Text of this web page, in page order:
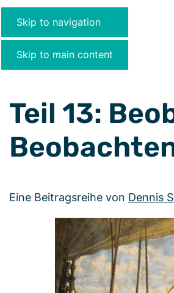
Skip to navigation
Skip to main content
Teil 13:
Eine Beitragsreihe von Dennis